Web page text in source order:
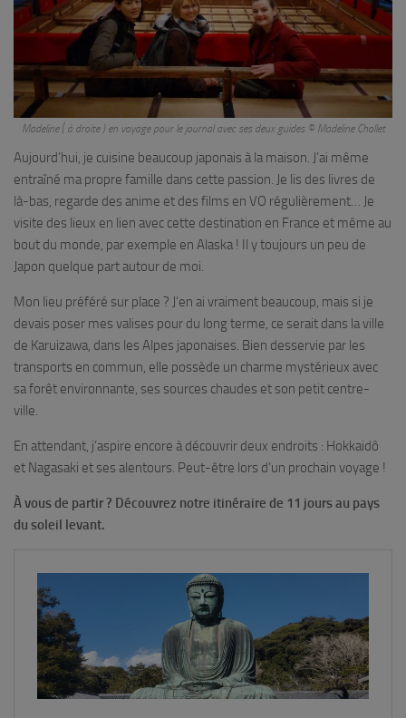
Madeline ( à droite ) en voyage pour le journal avec ses deux guides © Madeline Chollet
Aujourd’hui, je cuisine beaucoup japonais à la maison. J’ai même
entraîné ma propre famille dans cette passion. Je lis des livres de
là-bas, regarde des anime et des films en VO régulièrement… Je
visite des lieux en lien avec cette destination en France et même au
bout du monde, par exemple en Alaska ! Il y toujours un peu de
Japon quelque part autour de moi.
Mon lieu préféré sur place ? J’en ai vraiment beaucoup, mais si je
devais poser mes valises pour du long terme, ce serait dans la ville
de Karuizawa, dans les Alpes japonaises. Bien desservie par les
transports en commun, elle possède un charme mystérieux avec
sa forêt environnante, ses sources chaudes et son petit centre-
ville.
En attendant, j’aspire encore à découvrir deux endroits : Hokkaidô
et Nagasaki et ses alentours. Peut-être lors d’un prochain voyage !
À vous de partir ? Découvrez notre itinéraire de 11 jours au pays
du soleil levant.